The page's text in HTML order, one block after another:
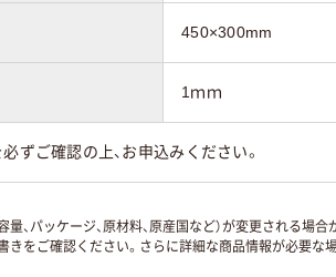
450×300mm
1ｍｍ
ずご確認の上、お申込みください。
、パッケージ、原材料、原産国など）が変更される場
をご確認ください。さらに詳細な商品情報が必要な